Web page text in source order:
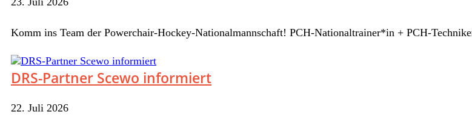
Komm ins Team der Powerchair-Hockey-Nationalmannschaft! PCH-Nationaltrainer*in + PCH-
DRS-Partner Scewo informiert
22. Juli 2026